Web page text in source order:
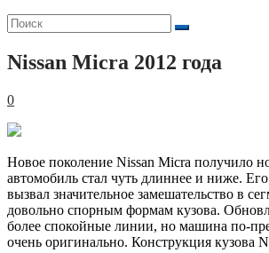
Поиск
для:
Nissan Micra 2012 года
0
Новое поколение Nissan Micra получило
автомобиль стал чуть длиннее и ниже.
вызвал значительное замешательство в
довольно спорным формам кузова.
более спокойные линии, но машина по-
очень оригинально. Конструкция кузова